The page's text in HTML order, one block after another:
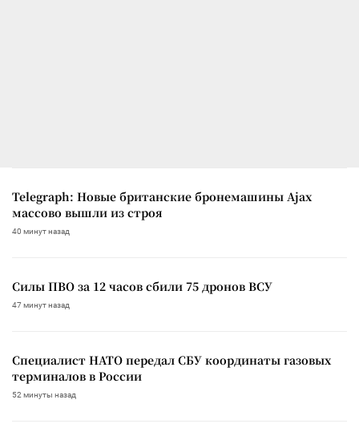
Telegraph: Новые британские бронемашины Ajax
массово вышли из строя
40 минут назад
Силы ПВО за 12 часов сбили 75 дронов ВСУ
47 минут назад
Специалист НАТО передал СБУ координаты газовых
терминалов в России
52 минуты назад